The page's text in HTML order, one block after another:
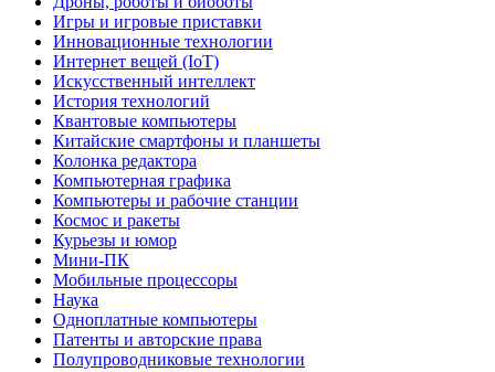
Игры и игровые приставки
Инновационные технологии
Интернет вещей (IoT)
Искусственный интеллект
История технологий
Квантовые компьютеры
Китайские смартфоны и планшеты
Колонка редактора
Компьютерная графика
Компьютеры и рабочие станции
Космос и ракеты
Курьезы и юмор
Мини-ПК
Мобильные процессоры
Наука
Одноплатные компьютеры
Патенты и авторские права
Полупроводниковые технологии